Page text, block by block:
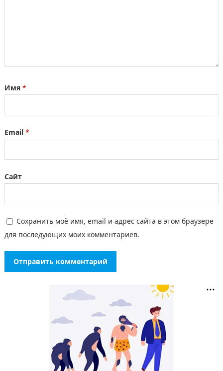
Имя *
Email *
Сайт
Сохранить моё имя, email и адрес сайта в этом браузере
для последующих моих комментариев.